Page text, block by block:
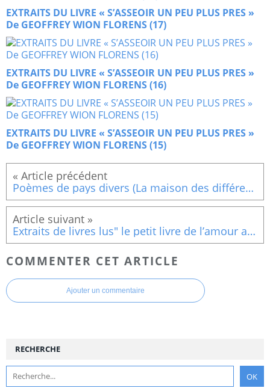
EXTRAITS DU LIVRE « S’ASSEOIR UN PEU PLUS PRES »
De GEOFFREY WION FLORENS (17)
EXTRAITS DU LIVRE « S’ASSEOIR UN PEU PLUS PRES »
De GEOFFREY WION FLORENS (16)
EXTRAITS DU LIVRE « S’ASSEOIR UN PEU PLUS PRES »
De GEOFFREY WION FLORENS (15)
Poèmes de pays divers (La maison des différences)
Extraits de livres lus" le petit livre de l’amour authentique »
COMMENTER CET ARTICLE
Ajouter un commentaire
RECHERCHE